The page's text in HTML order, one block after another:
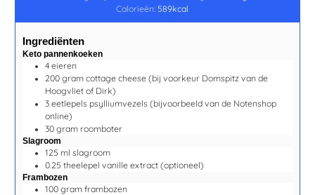
Calorieën: 589kcal
Ingrediënten
Keto pannenkoeken
4 eieren
200 gram cottage cheese (bij voorkeur Domspitz van de
Hoogvliet of Dirk)
3 eetlepels psylliumvezels (bijvoorbeeld van de Notenshop
online)
30 gram roomboter
Slagroom
125 ml slagroom
0.25 theelepel vanille extract (optioneel)
Frambozen
100 gram frambozen